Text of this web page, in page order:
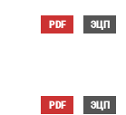
PDF ЭЦП
PDF ЭЦП